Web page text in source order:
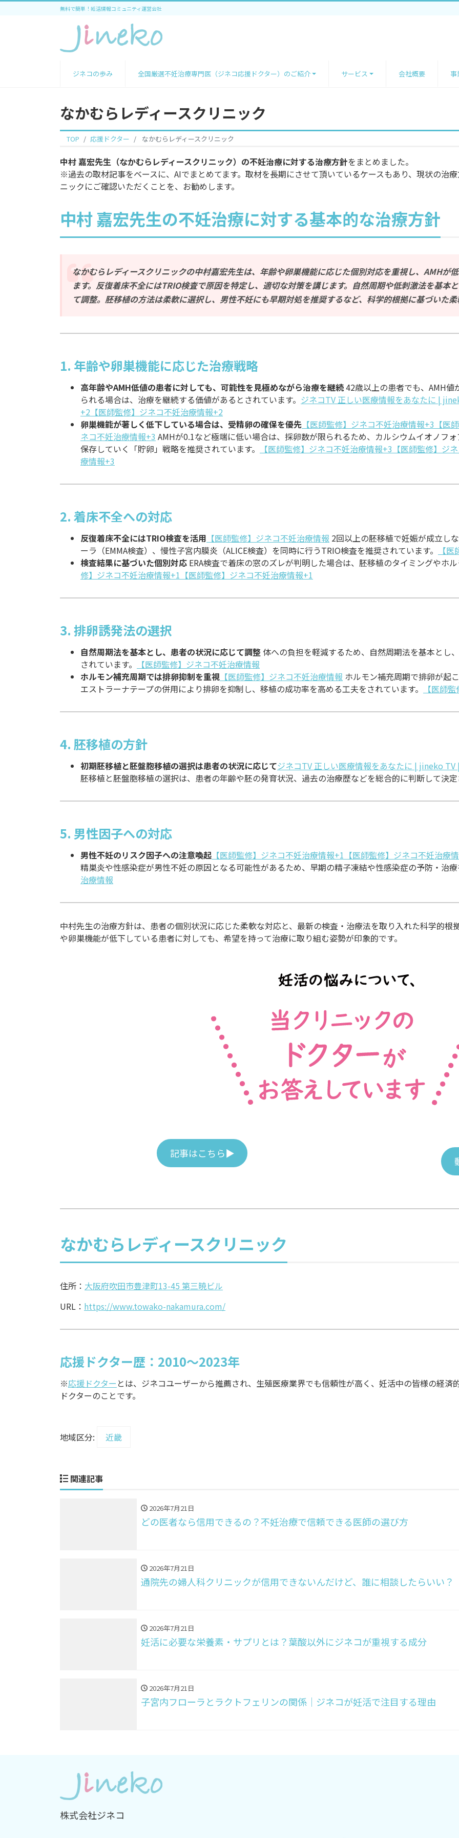
無料で簡単！妊活情報コミュニティ運営会社
ジネコの歩み 全国厳選不妊治療専門医（ジネコ応援ドクター）のご紹介 サービス 会社概要 事
なかむらレディースクリニック
TOP 応援ドクター なかむらレディースクリニック
中村 嘉宏先生（なかむらレディースクリニック）の不妊治療に対する治療方針をまとめました。
※過去の取材記事をベースに、AIでまとめてます。取材を長期にさせて頂いているケースもあり、現状の治
ニックにご確認いただくことを、お勧めします。
中村 嘉宏先生の不妊治療に対する基本的な治療方針
なかむらレディースクリニックの中村嘉宏先生は、年齢や卵巣機能に応じた個別対応を重視し、AMHが
ます。反復着床不全にはTRIO検査で原因を特定し、適切な対策を講じます。自然周期や低刺激法を基本
て調整。胚移植の方法は柔軟に選択し、男性不妊にも早期対処を推奨するなど、科学的根拠に基づいた柔
1. 年齢や卵巣機能に応じた治療戦略
高年齢やAMH低値の患者に対しても、可能性を見極めながら治療を継続42歳以上の患者でも、AMH値
られる場合は、治療を継続する価値があるとされています。 ジネコTV 正しい医療情報をあなたに |
+2【医師監修】ジネコ不妊治療情報+2
卵巣機能が著しく低下している場合は、受精卵の確保を優先 【医師監修】ジネコ不妊治療情報+3【医
ネコ不妊治療情報+3 AMHが0.1など極端に低い場合は、採卵数が限られるため、カルシウムイオノフ
保存していく「貯卵」戦略を推奨されています。
【医師監修】ジネコ不妊治療情報+3【医師監修】ジ
療情報+3
2. 着床不全への対応
反復着床不全にはTRIO検査を活用 【医師監修】ジネコ不妊治療情報 2回以上の胚移植で妊娠が成立し
ーラ（EMMA検査）、慢性子宮内膜炎（ALICE検査）を同時に行うTRIO検査を推奨されています。
【
検査結果に基づいた個別対応 ERA検査で着床の窓のズレが判明した場合は、胚移植のタイミングやホ
修】ジネコ不妊治療情報+1【医師監修】ジネコ不妊治療情報+1
3. 排卵誘発法の選択
自然周期法を基本とし、患者の状況に応じて調整 体への負担を軽減するため、自然周期法を基本とし
されています。
【医師監修】ジネコ不妊治療情報
ホルモン補充周期では排卵抑制を重視 【医師監修】ジネコ不妊治療情報 ホルモン補充周期で排卵が起
エストラーナテープの併用により排卵を抑制し、移植の成功率を高める工夫をされています。
【医師
4. 胚移植の方針
初期胚移植と胚盤胞移植の選択は患者の状況に応じてジネコTV 正しい医療情報をあなたに | jineko
胚移植と胚盤胞移植の選択は、患者の年齢や胚の発育状況、過去の治療歴などを総合的に判断して決定
5. 男性因子への対応
男性不妊のリスク因子への注意喚起 【医師監修】ジネコ不妊治療情報+1【医師監修】ジネコ不妊治療
精巣炎や性感染症が男性不妊の原因となる可能性があるため、早期の精子凍結や性感染症の予防・治療
治療情報
中村先生の治療方針は、患者の個別状況に応じた柔軟な対応と、最新の検査・治療法を取り入れた科学的根
や卵巣機能が低下している患者に対しても、希望を持って治療に取り組む姿勢が印象的です。
記事はこちら▶
なかむらレディースクリニック
住所： 大阪府吹田市豊津町13-45 第三暁ビル
URL： https://www.towako-nakamura.com/
応援ドクター歴：2010～2023年
※応援ドクター とは、ジネコユーザーから推薦され、生殖医療業界でも信頼性が高く、妊活中の皆様の経
ドクターのことです。
地域区分: 近畿
関連記事
2026年7月21日
どの医者なら信用できるの？不妊治療で信頼できる医師の選び方
2026年7月21日
通院先の婦人科クリニックが信用できないんだけど、誰に相談したらいい？
2026年7月21日
妊活に必要な栄養素・サプリとは？葉酸以外にジネコが重視する成分
2026年7月21日
子宮内フローラとラクトフェリンの関係｜ジネコが妊活で注目する理由
株式会社ジネコ